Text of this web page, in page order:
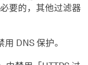
要的，其他过滤器
DNS 保护。